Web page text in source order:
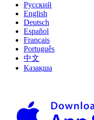
Русский
English
Deutsch
Español
Français
Português
中文
Қазақша